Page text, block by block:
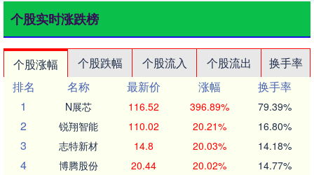
个股实时涨跌榜
个股涨幅 个股跌幅 个股流入 个股流出
换手率
排名
名称 最新价 涨幅
换手率
1
N展芯 116.52 396.89% 79.39%
2 锐翔智能 110.02 20.21% 16.80%
3 志特新材 14.8 20.03% 14.18%
4 博腾股份 20.44 20.02% 14.77%